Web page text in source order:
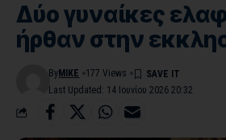
Δύο γυναίκες
ήρθαν στην
Last Updated: 14 Ιουνίου 2026 20:32
By MIKE 177 Views